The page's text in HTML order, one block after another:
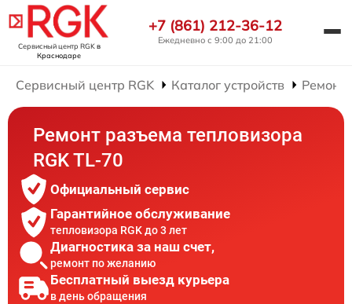
Сервисный центр RGKв
Краснодаре
+7 (861) 212-36-12
Ежедневно с 9:00 до 21:00
Сервисный центр RGK Каталог устройств Ремонт
Ремонт разъема тепловизора
RGK TL-70
Официальный сервис
Гарантийное обслуживание
тепловизора RGK до 3 лет
Диагностика за наш счет,
ремонт по желанию
Бесплатный выезд курьера
в день обращения